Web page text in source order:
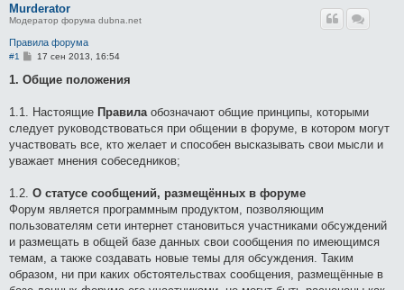
Murderator
Модератор форума dubna.net
Правила форума
#1
С
о
е
и
е
17 сен 2013, 16:54
1. Общие положения
1.1. Настоящие Правила обозначают общие принципы, которыми
следует руководствоваться при общении в форуме, в котором могут
участвовать все, кто желает и способен высказывать свои мысли и
уважает мнения собеседников;
1.2. О статусе сообщений, размещённых в форуме
Форум является программным продуктом, позволяющим
пользователям сети интернет становиться участниками обсуждений
и размещать в общей базе данных свои сообщения по имеющимся
темам, а также создавать новые темы для обсуждения. Таким
образом, ни при каких обстоятельствах сообщения, размещённые в